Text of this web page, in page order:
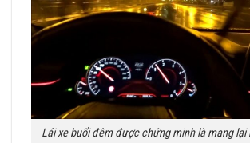
Lái xe buổi đêm được chứng minh là mang lại